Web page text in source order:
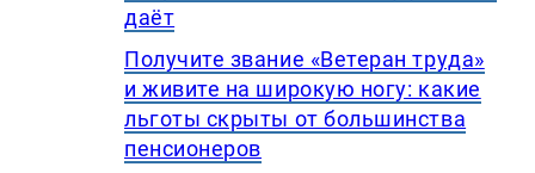
даёт
Получите звание «Ветеран труда»
и живите на широкую ногу: какие
льготы скрыты от большинства
пенсионеров